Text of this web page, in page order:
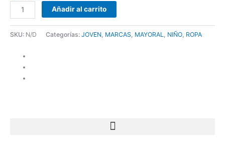
Añadir al carrito
SKU: N/D Categorías: JOVEN MARCAS MAYORAL NIÑO ROPA